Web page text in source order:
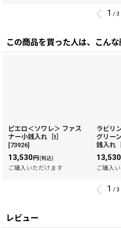
1 / 3
この商品を買った人は、こん
ピエロ＜ソワレ＞ ファス
ナー小銭入れ［t］
[73926]
13,530円(税込)
ご購入いただけます
ラビリ
グリー
銭入れ
13,530
ご購入
1 / 3
レビュー